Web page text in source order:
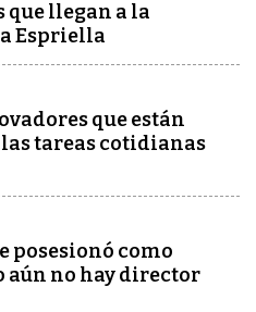
llegan a la
Espriella
que están
tareas cotidianas
posesionó como
aún no hay director